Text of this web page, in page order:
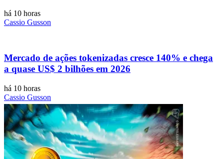
há 10 horas
Cassio Gusson
Mercado de ações tokenizadas cresce 140% e chega
a quase US$ 2 bilhões em 2026
há 10 horas
Cassio Gusson